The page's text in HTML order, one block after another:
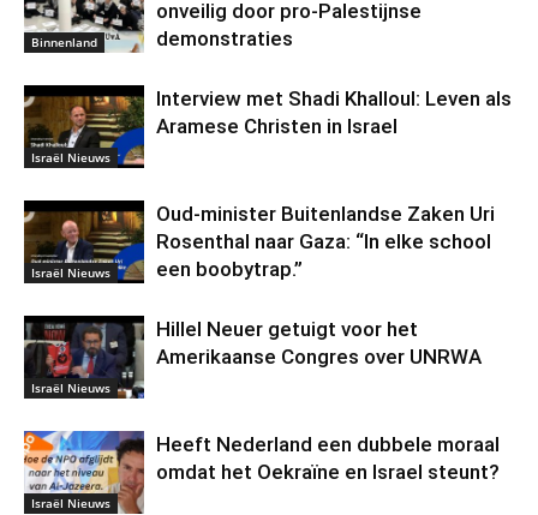
Binnenland
onveilig door pro-Palestijnse
demonstraties
Israël Nieuws
Interview met Shadi Khalloul: Leven als
Aramese Christen in Israel
Israël Nieuws
Oud-minister Buitenlandse Zaken Uri
Rosenthal naar Gaza: “In elke school
een boobytrap.”
Israël Nieuws
Hillel Neuer getuigt voor het
Amerikaanse Congres over UNRWA
Israël Nieuws
Heeft Nederland een dubbele moraal
omdat het Oekraïne en Israel steunt?